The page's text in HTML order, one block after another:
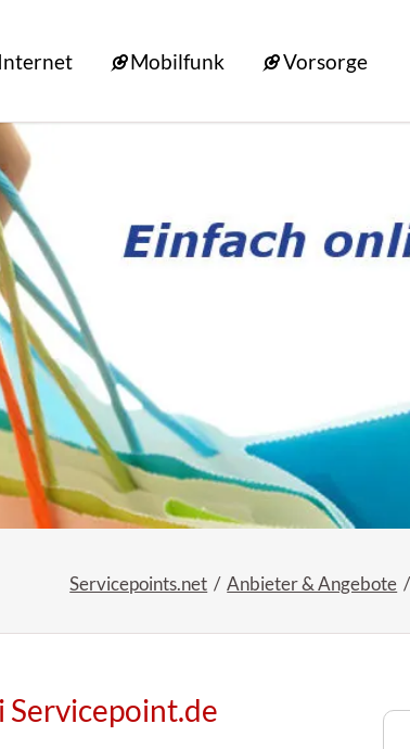
Internet Mobilfunk Vorsorge
Servicepoints.net Anbieter & Angebote
Servicepoint.de